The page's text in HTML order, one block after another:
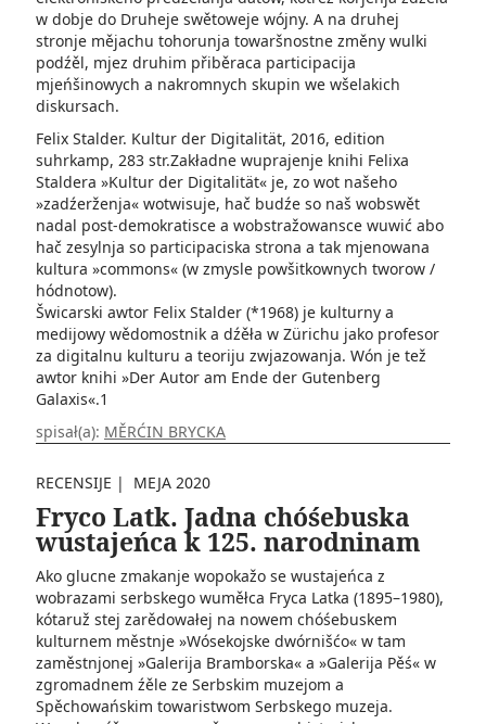
w dobje do Druheje swětoweje wójny. A na druhej
stronje mějachu tohorunja towaršnostne změny wulki
podźěl, mjez druhim přiběraca participacija
mjeńšinowych a nakromnych skupin we wšelakich
diskursach.
Felix Stalder. Kultur der Digitalität, 2016, edition
suhrkamp, 283 str.Zakładne wuprajenje knihi Felixa
Staldera »Kultur der Digitalität« je, zo wot našeho
»zadźerženja« wotwisuje, hač budźe so naš wobswět
nadal post-demokratisce a wobstražowansce wuwić abo
hač zesylnja so participaciska strona a tak mjenowana
kultura »commons« (w zmysle powšitkownych tworow /
hódnotow).
Šwicarski awtor Felix Stalder (*1968) je kulturny a
medijowy wědomostnik a dźěła w Zürichu jako profesor
za digitalnu kulturu a teoriju zwjazowanja. Wón je tež
awtor knihi »Der Autor am Ende der Gutenberg
Galaxis«.1
spisał(a): MĚRĆIN BRYCKA
RECENSIJE | MEJA 2020
Fryco Latk. Jadna chóśebuska
wustajeńca k 125. narodninam
Ako glucne zmakanje wopokažo se wusta­jeńca z
wobrazami serbskego wuměłca Fryca Latka (1895–1980),
kótaruž stej zarědowałej na nowem chóśebuskem
kulturnem městnje »Wósekojske dwórnišćo« w tam
zaměstnjonej »Galerija Bramborska« a »Galerija Pěś« w
zgromadnem źěle ze Serbskim mu­zejom a
Spěchowańskim towaristwom Serbskego muzeja.